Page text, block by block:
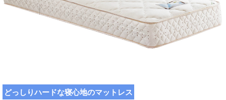
どっしりハードな寝心地のマットレス